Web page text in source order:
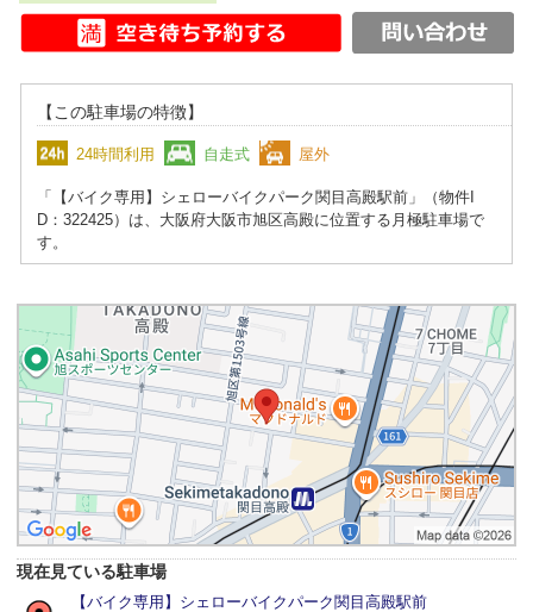
【この駐車場の特徴】
24時間利用 自走式 屋外
「【バイク専用】シェローバイクパーク関目高殿駅前」（物件I
D：322425）は、大阪府大阪市旭区高殿に位置する月極駐車場で
す。
現在見ている駐車場
【バイク専用】シェローバイクパーク関目高殿駅前